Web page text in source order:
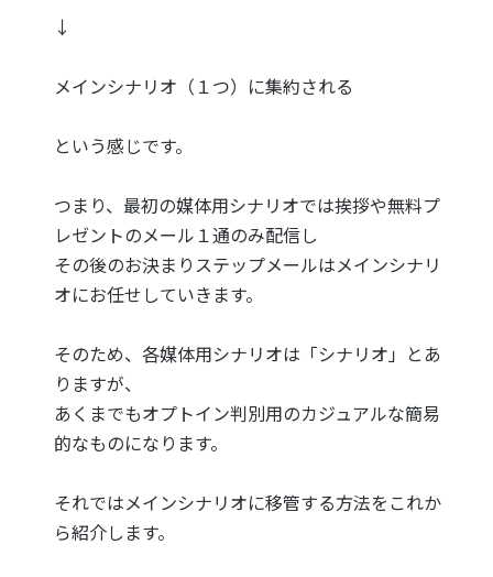
↓
メインシナリオ（１つ）に集約される
という感じです。
つまり、最初の媒体用シナリオでは挨拶や無料プ
レゼントのメール１通のみ配信し
その後のお決まりステップメールはメインシナリ
オにお任せしていきます。
そのため、各媒体用シナリオは「シナリオ」とあ
りますが、
あくまでもオプトイン判別用のカジュアルな簡易
的なものになります。
それではメインシナリオに移管する方法をこれか
ら紹介します。